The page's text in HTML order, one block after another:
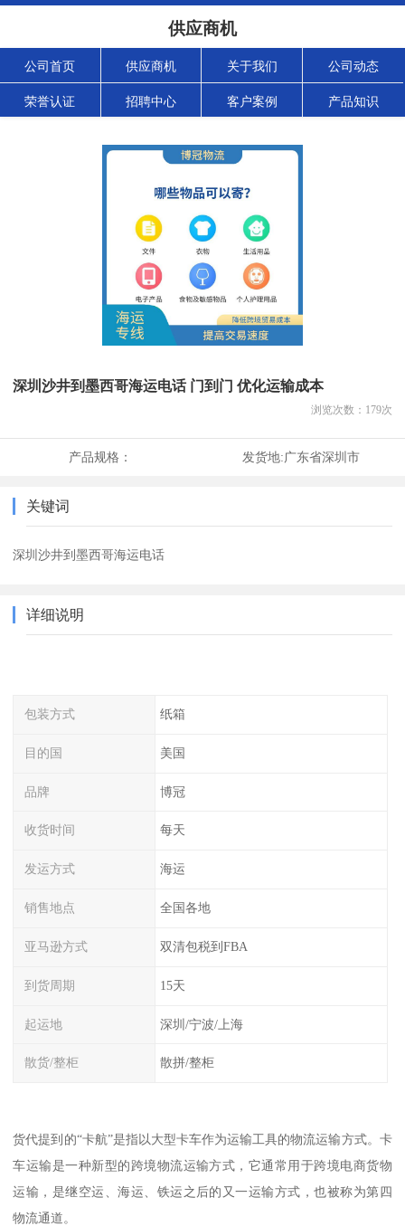
供应商机
公司首页 供应商机 关于我们 公司动态
荣誉认证 招聘中心 客户案例 产品知识
深圳沙井到墨西哥海运电话 门到门 优化运输成本
浏览次数： 179次
产品规格： 发货地:广东省深圳市
关键词
深圳沙井到墨西哥海运电话
详细说明
包装方式 纸箱
目的国 美国
品牌 博冠
收货时间 每天
发运方式 海运
销售地点 全国各地
亚马逊方式 双清包税到FBA
到货周期 15天
起运地 深圳/宁波/上海
散货/整柜 散拼/整柜
货代提到的“卡航”是指以大型卡车作为运输工具的物流运输方式。卡
车运输是一种新型的跨境物流运输方式，它通常用于跨境电商货物
运输，是继空运、海运、铁运之后的又一运输方式，也被称为第四
物流通道。